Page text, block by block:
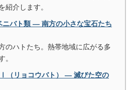
紹介します。
バト類 ― 南方の小さな宝石たち
のハトたち。熱帯地域に広がる多
。
（リョコウバト） ― 滅びた空の